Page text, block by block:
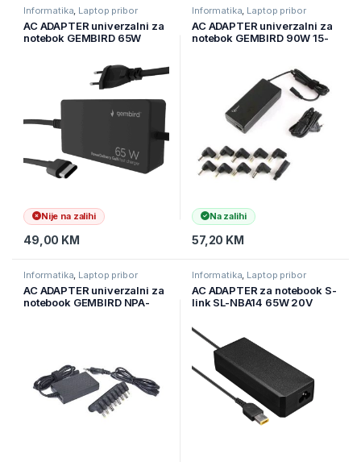
Informatika, Laptop pribor
AC ADAPTER univerzalni za
notebok GEMBIRD 65W
Type-C fast charger, black,
NPA-AC-PDQC65-01
Nije na zalihi
49,00 KM
Informatika, Laptop pribor
AC ADAPTER univerzalni za
notebok GEMBIRD 90W 15-
Na zalihi
57,20 KM
Informatika, Laptop pribor
AC ADAPTER univerzalni za
notebook GEMBIRD NPA-
Informatika, Laptop pribor
AC ADAPTER za notebook S-
link SL-NBA14 65W 20V
IBM Lenovo Notebook